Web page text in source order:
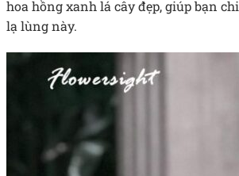
hoa hồng xanh lá cây đẹp, giúp bạn
lạ lùng này.